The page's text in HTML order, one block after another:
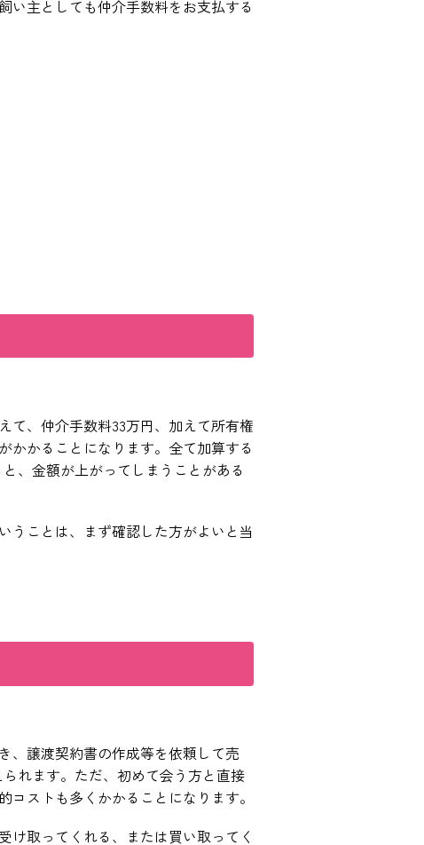
い主としても仲介手数料をお支払する
て、仲介手数料33万円、加えて所有権
かかることになります。全て加算する
、金額が上がってしまうことがある
うことは、まず確認した方がよいと当
、譲渡契約書の作成等を依頼して売
れます。ただ、初めて会う方と直接
ストも多くかかることになります。
取ってくれる、または買い取ってく